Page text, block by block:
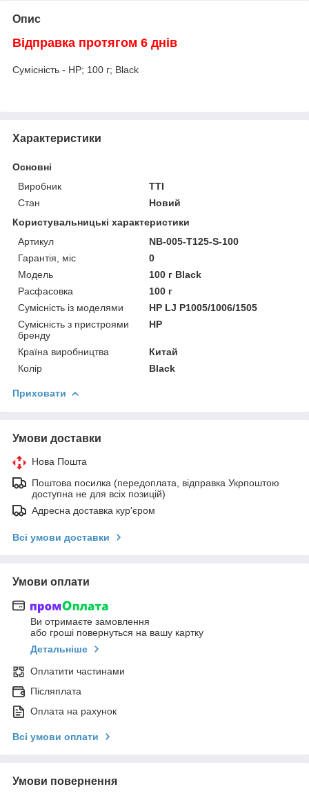
Опис
Відправка протягом 6 днів
Сумісність - HP; 100 г; Black
Характеристики
Основні
Виробник
TTI
Стан
Новий
Користувальницькі характеристики
Артикул
NB-005-T125-S-100
Гарантія, міс
0
Мoдель
100 г Black
Расфасовка
100 г
Сумісність із моделями
HP LJ P1005/1006/1505
Сумісність з пристроями
бренду
HP
Країна виробництва
Китай
Колір
Black
Приховати
Умови доставки
Нова Пошта
Поштова посилка (передоплата, відправка Укрпоштою
доступна не для всіх позицій)
Адресна доставка кур'єром
Всі умови доставки
Умови оплати
Ви отримаєте замовлення
або гроші повернуться на вашу картку
Детальніше
Оплатити частинами
Післяплата
Оплата на рахунок
Всі умови оплати
Умови повернення